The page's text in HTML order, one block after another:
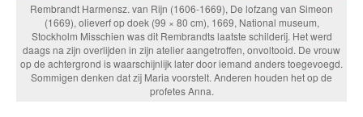
Rembrandt Harmensz. van Rijn (1606-1669), De lofzang van Simeon
(1669), olieverf op doek (99 × 80 cm), 1669, National museum,
Stockholm Misschien was dit Rembrandts laatste schilderij. Het werd
daags na zijn overlijden in zijn atelier aangetroffen, onvoltooid. De vrouw
op de achtergrond is waarschijnlijk later door iemand anders toegevoegd.
Sommigen denken dat zij Maria voorstelt. Anderen houden het op de
profetes Anna.